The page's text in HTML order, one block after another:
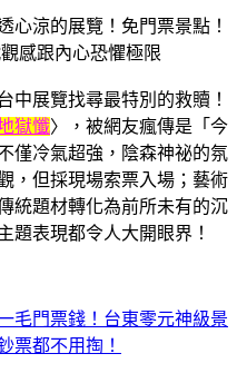
中展覽找尋最特別的救贖！
獄懺〉，被網友瘋傳是「今
僅冷氣超強，陰森神祕的氛
，但採現場索票入場；藝術
統題材轉化為前所未有的沉
題表現都令人大開眼界！
毛門票錢！台東零元神級景
票都不用掏！